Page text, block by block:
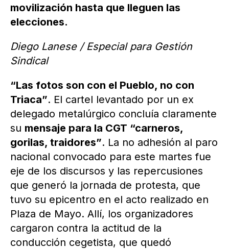
movilización hasta que lleguen las
elecciones.
Diego Lanese / Especial para Gestión
Sindical
“Las fotos son con el Pueblo, no con
Triaca”. El cartel levantado por un ex
delegado metalúrgico concluía claramente
su mensaje para la CGT “carneros,
gorilas, traidores”. La no adhesión al paro
nacional convocado para este martes fue
eje de los discursos y las repercusiones
que generó la jornada de protesta, que
tuvo su epicentro en el acto realizado en
Plaza de Mayo. Allí, los organizadores
cargaron contra la actitud de la
conducción cegetista, que quedó